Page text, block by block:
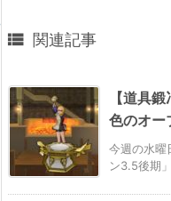
 関連記事
【道具
色のオー
今週の水曜
ン3.5後期